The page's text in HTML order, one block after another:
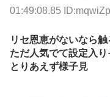
01:49:08.85
リセ恩恵がないなら
ただ人気でて設定入
とりあえず様子見